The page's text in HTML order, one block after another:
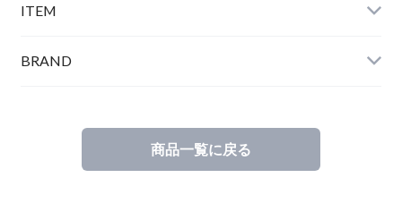
ITEM
BRAND
商品一覧に戻る